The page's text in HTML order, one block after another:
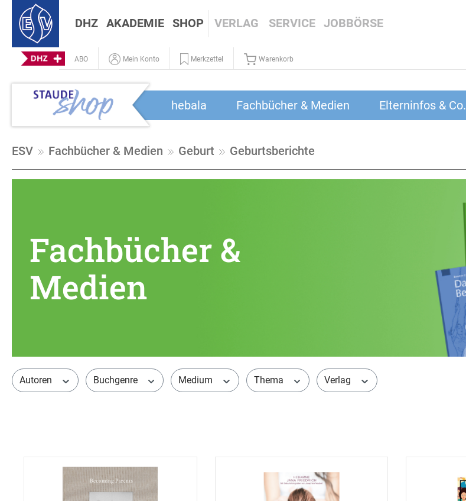
DHZ AKADEMIE SHOP VERLAG SERVICE JOBBÖRSE
ABO Mein Konto Merkzettel Warenkorb
hebala Fachbücher & Medien Elterninfos & Co.
ESV Fachbücher & Medien Geburt Geburtsberichte
Fachbücher &
Medien
Autoren Buchgenre Medium Thema Verlag